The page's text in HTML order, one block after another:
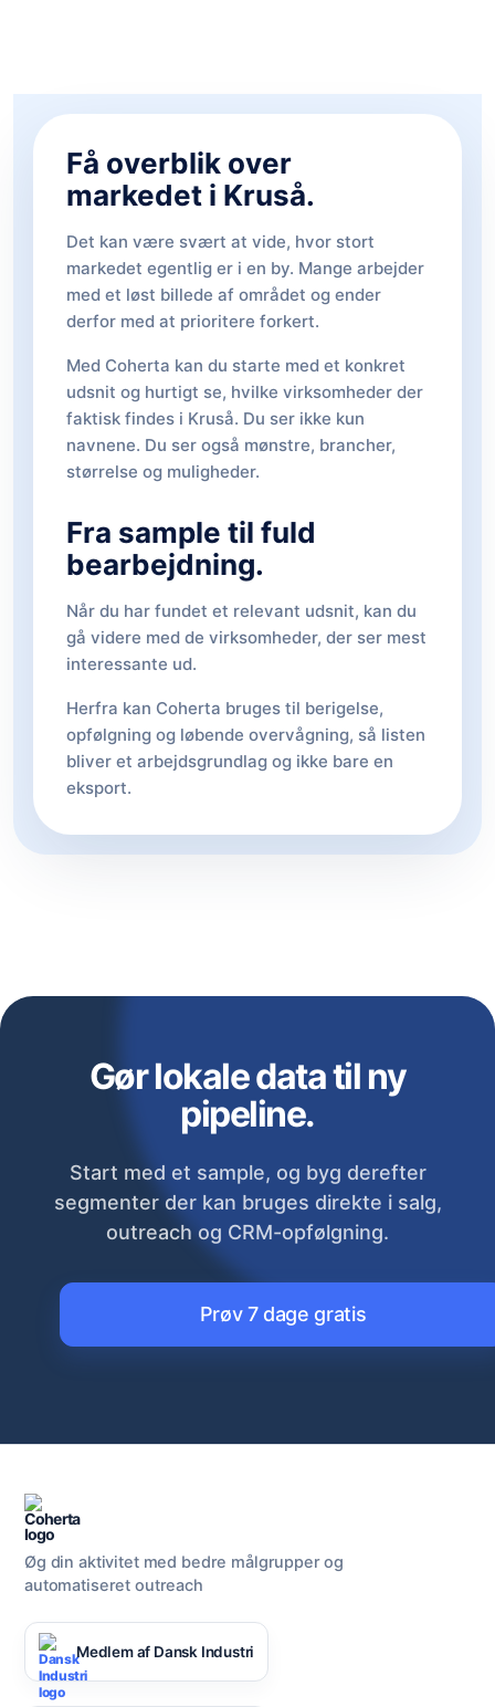
Få overblik over
markedet i Kruså.
Det kan være svært at vide, hvor stort
markedet egentlig er i en by. Mange arbejder
med et løst billede af området og ender
derfor med at prioritere forkert.
Med Coherta kan du starte med et konkret
udsnit og hurtigt se, hvilke virksomheder der
faktisk findes i Kruså. Du ser ikke kun
navnene. Du ser også mønstre, brancher,
størrelse og muligheder.
Fra sample til fuld
bearbejdning.
Når du har fundet et relevant udsnit, kan du
gå videre med de virksomheder, der ser mest
interessante ud.
Herfra kan Coherta bruges til berigelse,
opfølgning og løbende overvågning, så listen
bliver et arbejdsgrundlag og ikke bare en
eksport.
Gør lokale data til ny
pipeline.
Start med et sample, og byg derefter
segmenter der kan bruges direkte i salg,
outreach og CRM-opfølgning.
Prøv 7 dage gratis
Øg din aktivitet med bedre målgrupper og
automatiseret outreach
Medlem af Dansk Industri